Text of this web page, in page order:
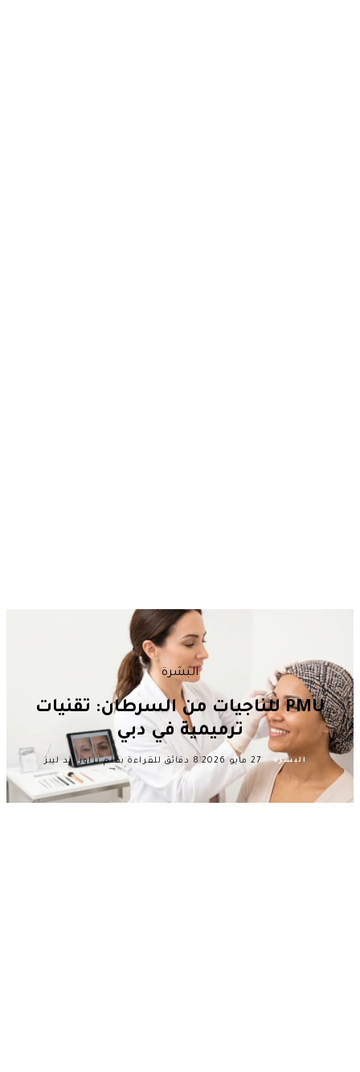
البشرة
PMU للناجيات من السرطان: تقنيات
ترميمية في دبي
البشرة ·27 مايو 2026 · 8 دقائق للقراءة · بقلم براوز آند ليبز